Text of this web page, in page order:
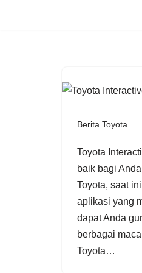
Berita Toyota
Toyota
baik bagi
Toyota, saat
aplikasi yang
dapat Anda
berbagai
Toyota…